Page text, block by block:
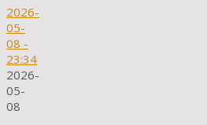
2026-
05-
08 -
23:34
2026-
05-
08